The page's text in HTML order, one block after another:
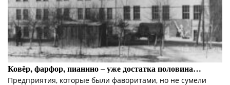
Ковёр, фарфор, пианино – уже достатка половина…
Предприятия, которые были фаворитами, но не сумели